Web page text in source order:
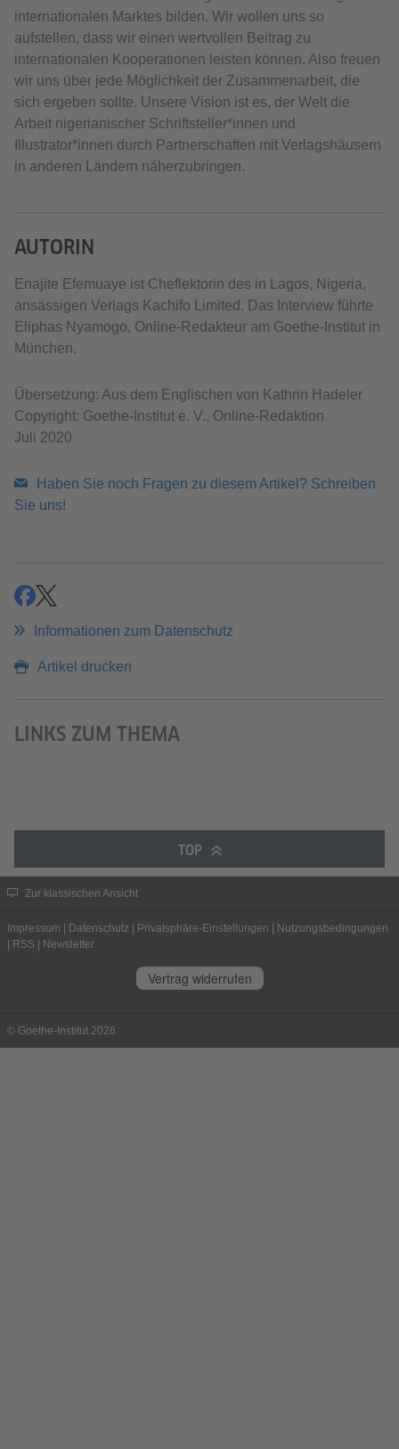
internationalen Marktes bilden. Wir wollen uns so
aufstellen, dass wir einen wertvollen Beitrag zu
internationalen Kooperationen leisten können. Also freuen
wir uns über jede Möglichkeit der Zusammenarbeit, die
sich ergeben sollte. Unsere Vision ist es, der Welt die
Arbeit nigerianischer Schriftsteller*innen und
Illustrator*innen durch Partnerschaften mit Verlagshäusern
in anderen Ländern näherzubringen.
AUTORIN
Enajite Efemuaye ist Cheflektorin des in Lagos, Nigeria,
ansässigen Verlags Kachifo Limited. Das Interview führte
Eliphas Nyamogo, Online-Redakteur am Goethe-Institut in
München.
Übersetzung: Aus dem Englischen von Kathrin Hadeler
Copyright: Goethe-Institut e. V., Online-Redaktion
Juli 2020
Haben Sie noch Fragen zu diesem Artikel? Schreiben
Sie uns!
teilenteilen
Informationen zum Datenschutz
Artikel drucken
LINKS ZUM THEMA
TOP
Zur klassischen Ansicht
Impressum Datenschutz Privatsphäre-Einstellungen
Nutzungsbedingungen
RSS Newsletter
Vertrag widerrufen
© Goethe-Institut 2026